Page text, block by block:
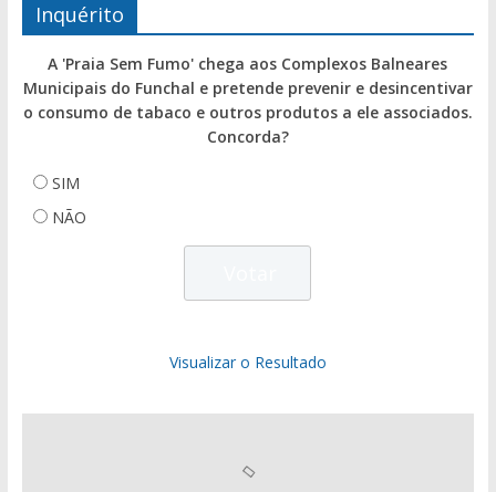
Inquérito
A 'Praia Sem Fumo' chega aos Complexos Balneares
Municipais do Funchal e pretende prevenir e desincentivar
o consumo de tabaco e outros produtos a ele associados.
Concorda?
SIM
NÃO
Visualizar o Resultado